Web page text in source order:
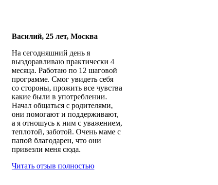
Василий, 25 лет, Москва
На сегодняшний день я
выздоравливаю практически 4
месяца. Работаю по 12 шаговой
программе. Смог увидеть себя
со стороны, прожить все чувства
какие были в употреблении.
Начал общаться с родителями,
они помогают и поддерживают,
а я отношусь к ним с уважением,
теплотой, заботой. Очень маме с
папой благодарен, что они
привезли меня сюда.
Читать отзыв полностью